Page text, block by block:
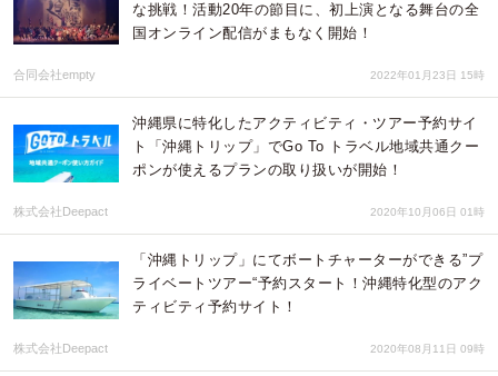
な挑戦！活動20年の節目に、初上演となる舞台の全
国オンライン配信がまもなく開始！
合同会社empty 2022年01月23日 15時
沖縄県に特化したアクティビティ・ツアー予約サイ
ト「沖縄トリップ」でGo To トラベル地域共通クー
ポンが使えるプランの取り扱いが開始！
株式会社Deepact 2020年10月06日 01時
「沖縄トリップ」にてボートチャーターができる”プ
ライベートツアー“予約スタート！沖縄特化型のアク
ティビティ予約サイト！
株式会社Deepact 2020年08月11日 09時